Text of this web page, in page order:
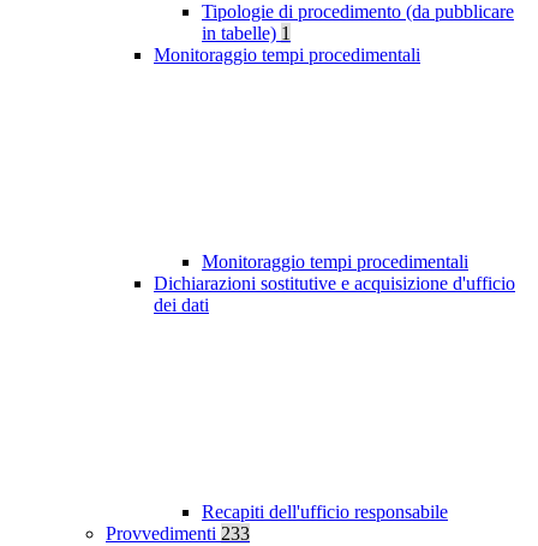
Tipologie di procedimento (da pubblicare
in tabelle) 1
Monitoraggio tempi procedimentali
Monitoraggio tempi procedimentali
Dichiarazioni sostitutive e acquisizione d'ufficio
dei dati
Recapiti dell'ufficio responsabile
Provvedimenti 233